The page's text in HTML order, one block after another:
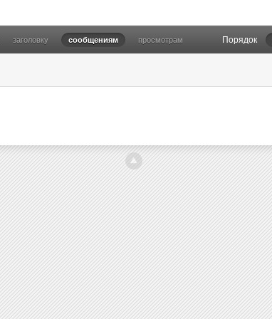
заголовку сообщениям просмотрам Порядок